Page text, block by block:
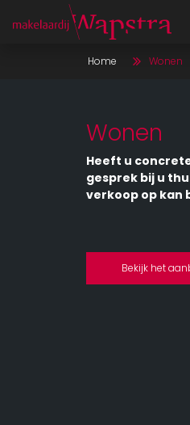
Home Wonen
Wonen
Heeft u
gesprek bij u
verkoop op kan
Bekijk het